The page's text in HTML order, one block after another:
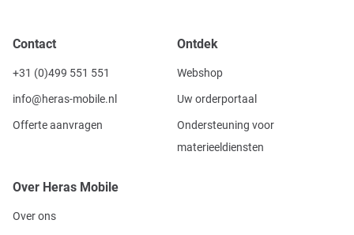
Contact
+31 (0)499 551 551
info@heras-mobile.nl
Offerte aanvragen
Ontdek
Webshop
Uw orderportaal
Ondersteuning voor
materieeldiensten
Over Heras Mobile
Over ons